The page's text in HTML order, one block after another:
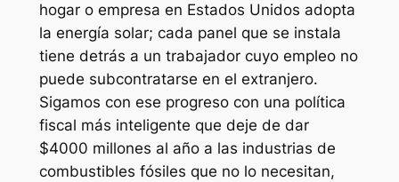
hogar o empresa en Estados Unidos adopta
la energía solar; cada panel que se instala
tiene detrás a un trabajador cuyo empleo no
puede subcontratarse en el extranjero.
Sigamos con ese progreso con una política
fiscal más inteligente que deje de dar
$4000 millones al año a las industrias de
combustibles fósiles que no lo necesitan,